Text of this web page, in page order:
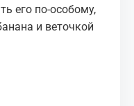
его по-особому,
и веточкой